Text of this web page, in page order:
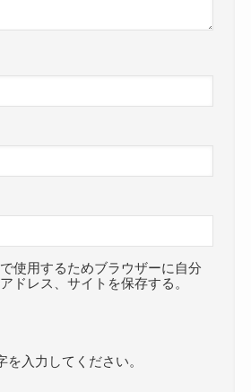
使用するためブラウザーに自分
ドレス、サイトを保存する。
を入力してください。